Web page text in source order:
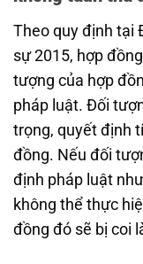
Theo quy định tại
sự 2015, hợp
tượng của hợp
pháp luật. Đối
trọng, quyết định
đồng. Nếu đối
định pháp luật
không thể thực
đồng đó sẽ bị coi